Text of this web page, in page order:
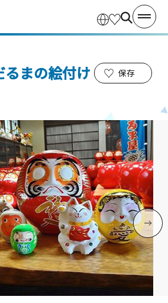
るまの絵付け
保存